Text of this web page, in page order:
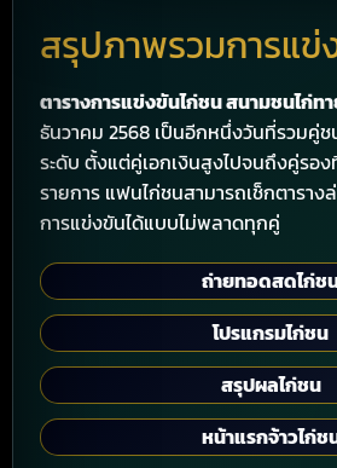
สรุปภาพรวมการแข่
ตารางการแข่งขันไก่ชน สนามชนไก่ท
ธันวาคม 2568 เป็นอีกหนึ่งวันที่รวม
ระดับ ตั้งแต่คู่เอกเงินสูงไปจนถึงคู่ร
รายการ แฟนไก่ชนสามารถเช็กตาราง
การแข่งขันได้แบบไม่พลาดทุกคู่
ถ่ายทอดสดไก่ช
โปรแกรมไก่ชน
สรุปผลไก่ชน
หน้าแรกจ้าวไก่ช